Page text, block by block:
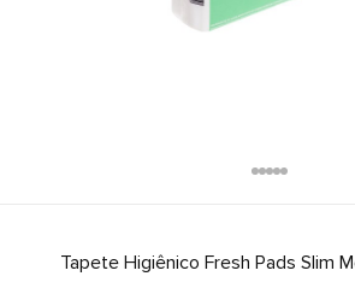
Tapete Higiênico Fresh Pads Slim